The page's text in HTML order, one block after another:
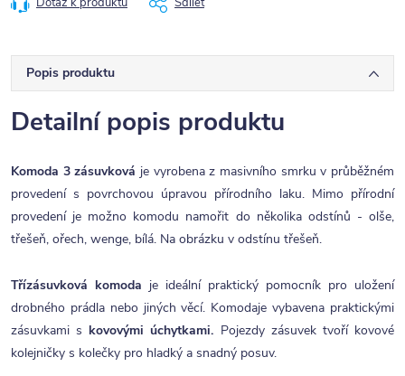
Popis produktu
Detailní popis produktu
Komoda 3 zásuvková je vyrobena z masivního smrku v průběžném
provedení s povrchovou úpravou přírodního laku. Mimo přírodní
provedení je možno komodu namořit do několika odstínů - olše,
třešeň, ořech, wenge, bílá. Na obrázku v odstínu třešeň.
Třízásuvková komoda je ideální praktický pomocník pro uložení
drobného prádla nebo jiných věcí. Komodaje vybavena praktickými
zásuvkami s kovovými úchytkami. Pojezdy zásuvek tvoří kovové
kolejničky s kolečky pro hladký a snadný posuv.